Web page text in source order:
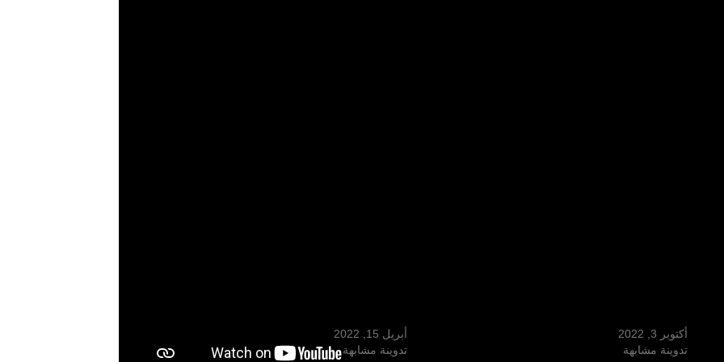
أكتوبر 3, 2022
تدوينة مشابهة
أبريل 15, 2022
تدوينة مشابهة